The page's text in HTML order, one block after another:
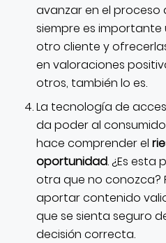
avanzar en el proceso
siempre es
otro cliente y
en valoraciones
otros, también lo es.
La tecnología de
da poder al
hace comprender el
oportunidad. ¿Es esta
otra que no conozca?
aportar contenido
que se sienta seguro
decisión correcta.